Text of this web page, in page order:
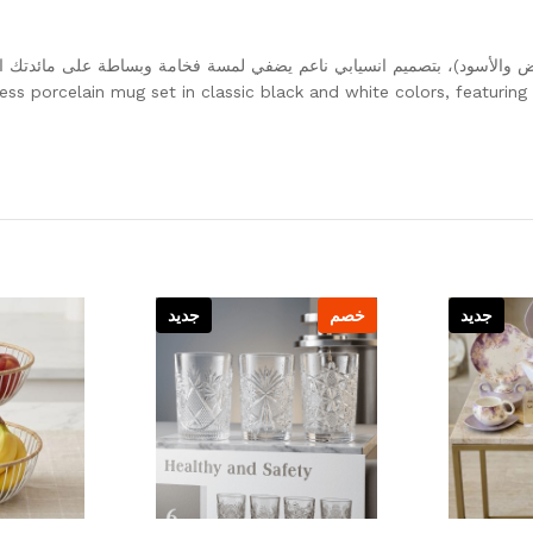
والأسود)، بتصميم انسيابي ناعم يضفي لمسة فخامة وبساطة على مائدتك
porcelain mug set in classic black and white colors,
جديد خصم جديد